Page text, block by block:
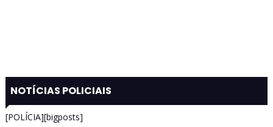
NOTÍCIAS POLICIAIS
[POLÍCIA][bigposts]